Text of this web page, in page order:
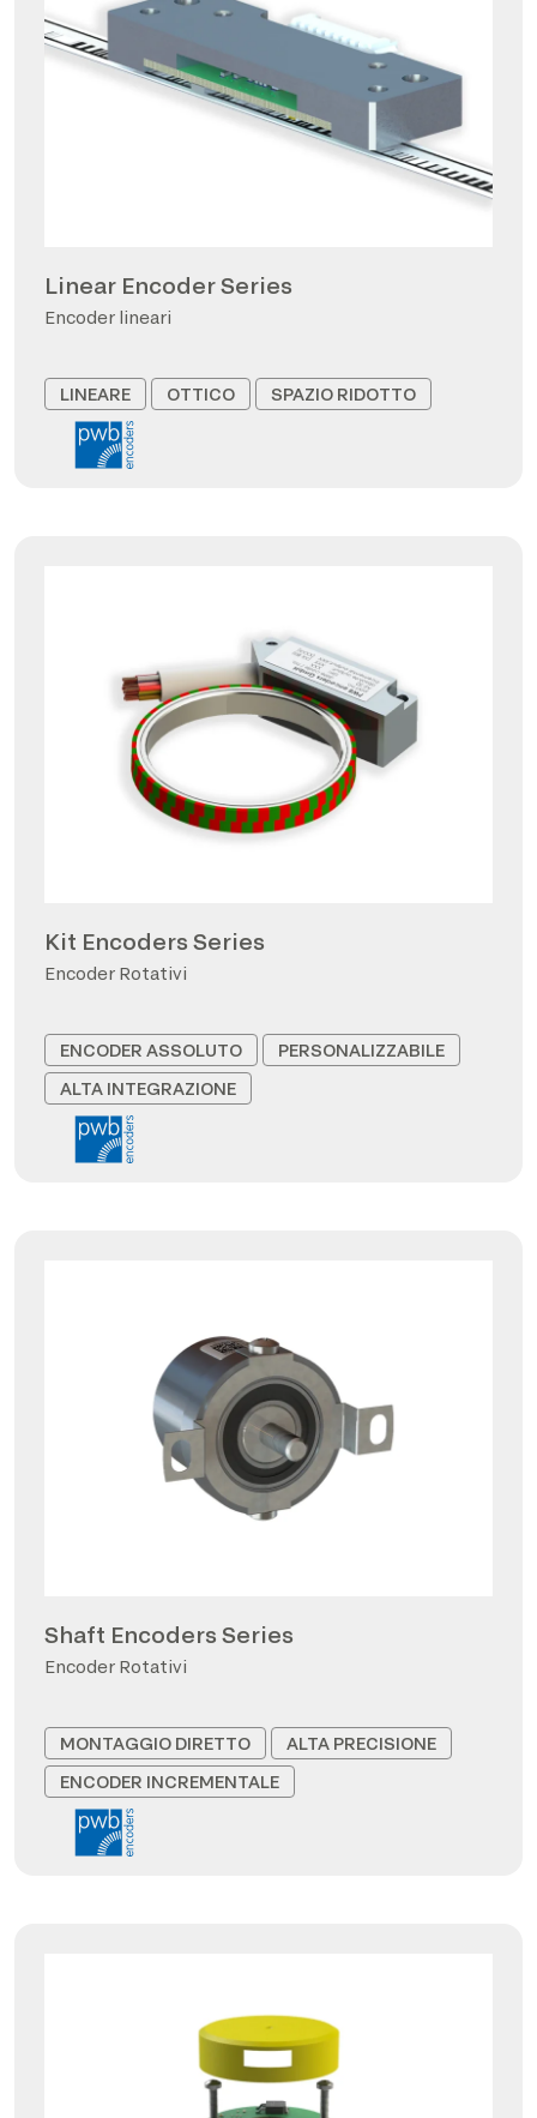
Linear Encoder Series
Encoder lineari
LINEARE OTTICO SPAZIO RIDOTTO
Kit Encoders Series
Encoder Rotativi
ENCODER ASSOLUTO
PERSONALIZZABILE
ALTA INTEGRAZIONE
Shaft Encoders Series
Encoder Rotativi
MONTAGGIO DIRETTO
ALTA PRECISIONE
ENCODER INCREMENTALE